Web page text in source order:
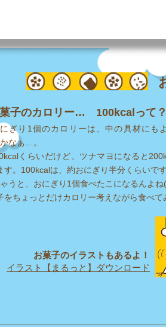
子のカロリー… 100kcalって？
ぎり1個のカロリーは、中の具材にも
なぁ…。
くらいだけど、ツナマヨになると
。 100kcalは、約おにぎり半分くらいで
うと、おにぎり1個食べたこになるんよね
をちょっとだけカロリー考えながら食べて
お菓子のイラストもあるよ！
イラスト【まるっと】ダウンロード